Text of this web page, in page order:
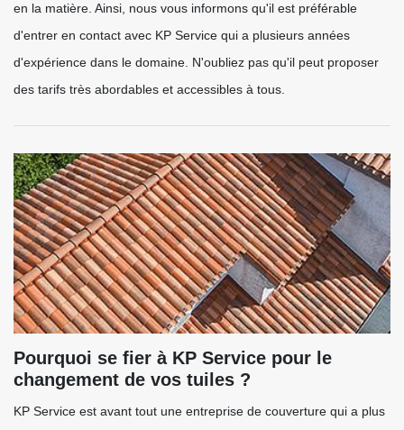
en la matière. Ainsi, nous vous informons qu'il est préférable
d'entrer en contact avec KP Service qui a plusieurs années
d'expérience dans le domaine. N'oubliez pas qu'il peut proposer
des tarifs très abordables et accessibles à tous.
Pourquoi se fier à KP Service pour le
changement de vos tuiles ?
KP Service est avant tout une entreprise de couverture qui a plus